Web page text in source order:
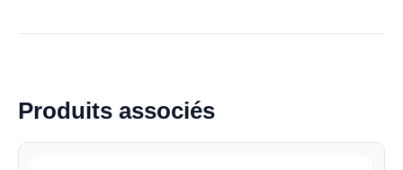
Produits associés